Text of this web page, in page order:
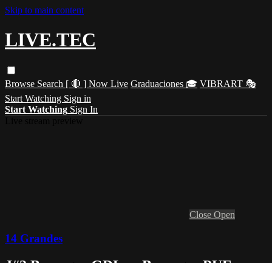
Skip to main content
LIVE.TEC
Browse Search [ 🔴 ] Now Live Graduaciones 🎓 VIBRART 🎭
Start Watching Sign in
Start Watching Sign In
Close Open
14 Grandes